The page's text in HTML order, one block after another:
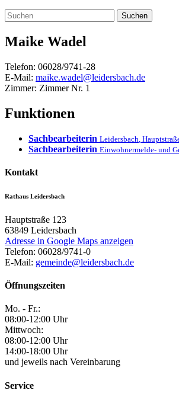
Suchen
Maike Wadel
Telefon: 06028/9741-28
E-Mail: maike.wadel@leidersbach.de
Zimmer: Zimmer Nr. 1
Funktionen
Sachbearbeiterin Leidersbach
Sachbearbeiterin Einwohnermelde- und
Kontakt
Rathaus Leidersbach
Hauptstraße 123
63849 Leidersbach
Adresse in Google Maps anzeigen
Telefon: 06028/9741-0
E-Mail: gemeinde@leidersbach.de
Öffnungszeiten
Mo. - Fr.:
08:00-12:00 Uhr
Mittwoch:
08:00-12:00 Uhr
14:00-18:00 Uhr
und jeweils nach Vereinbarung
Service